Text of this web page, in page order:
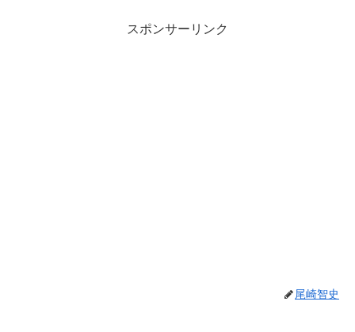
スポンサーリンク
尾崎智史